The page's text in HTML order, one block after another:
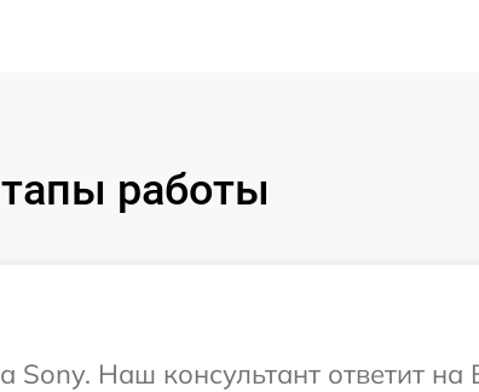
работы
Sony. Наш консультант ответит